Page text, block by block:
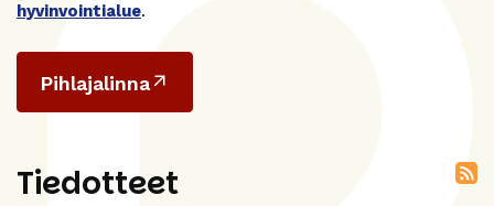
hyvinvointialue.
Pihlajalinna
Tiedotteet